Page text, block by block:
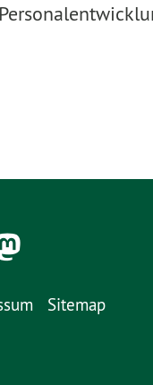
Sitemap